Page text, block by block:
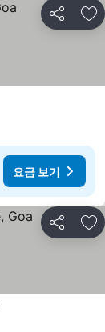
공유 즐
요금 보기
공유 즐